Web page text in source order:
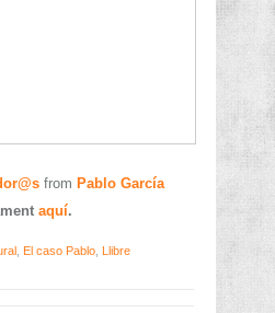
from Pablo García
aquí.
El caso Pablo Llibre